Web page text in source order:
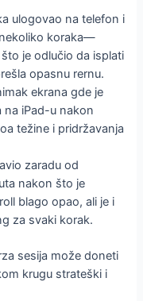
ulogovao na telefon i
koraka—
je odlučio da isplati
opasnu rernu.
ekrana gde je
iPad-u nakon
težine i pridržavanja
zaradu od
nakon što je
blago opao, ali je i
za svaki korak.
sesija može doneti
krugu strateški i